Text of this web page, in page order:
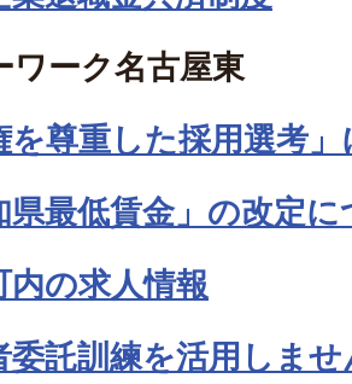
ワーク名古屋東
を尊重した採用選考
県最低賃金」の改定
内の求人情報
委託訓練を活用しま